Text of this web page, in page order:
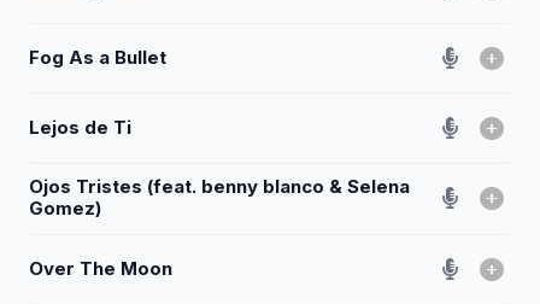
Fog As a Bullet
Lejos de Ti
Ojos Tristes (feat. benny blanco & Selena
Gomez)
Over The Moon